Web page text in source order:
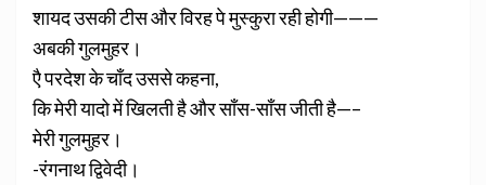
शायद उसकी टीस और विरह पे मुस्कुरा रही होगी———
अबकी गुलमुहर।
एै परदेश के चाँद उससे कहना,
कि मेरी यादो में खिलती है और साँस-साँस जीती है—–
मेरी गुलमुहर।
-रंगनाथ द्विवेदी।